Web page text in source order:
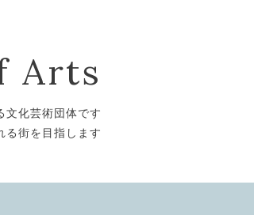
Arts
文化芸術団体です
る街を目指します